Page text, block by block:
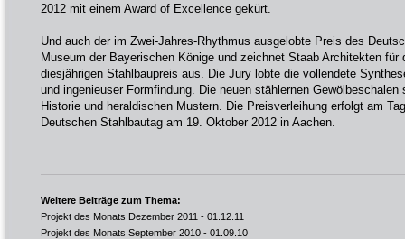
2012 mit einem Award of Excellence gekürt.
Und auch der im Zwei-Jahres-Rhythmus ausgelobte Preis des
Museum der Bayerischen Könige und zeichnet Staab Architekten für
diesjährigen Stahlbaupreis aus. Die Jury lobte die vollendete
und ingenieuser Formfindung. Die neuen stählernen
Historie und heraldischen Mustern. Die Preisverleihung erfolgt am
Deutschen Stahlbautag am 19. Oktober 2012 in Aachen.
Weitere Beiträge zum Thema:
Projekt des Monats Dezember 2011 - 01.12.11
Projekt des Monats September 2010 - 01.09.10